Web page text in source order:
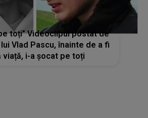
postat de
Vlad Pascu, înainte de a fi
viață, i-a șocat pe toți